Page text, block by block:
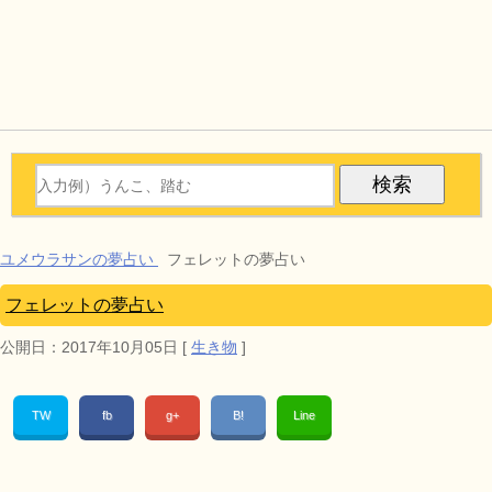
ユメウラサンの夢占い フェレットの夢占い
フェレットの夢占い
公開日： 2017年10月05日 [ 生き物 ]
TW fb g+ B! Line